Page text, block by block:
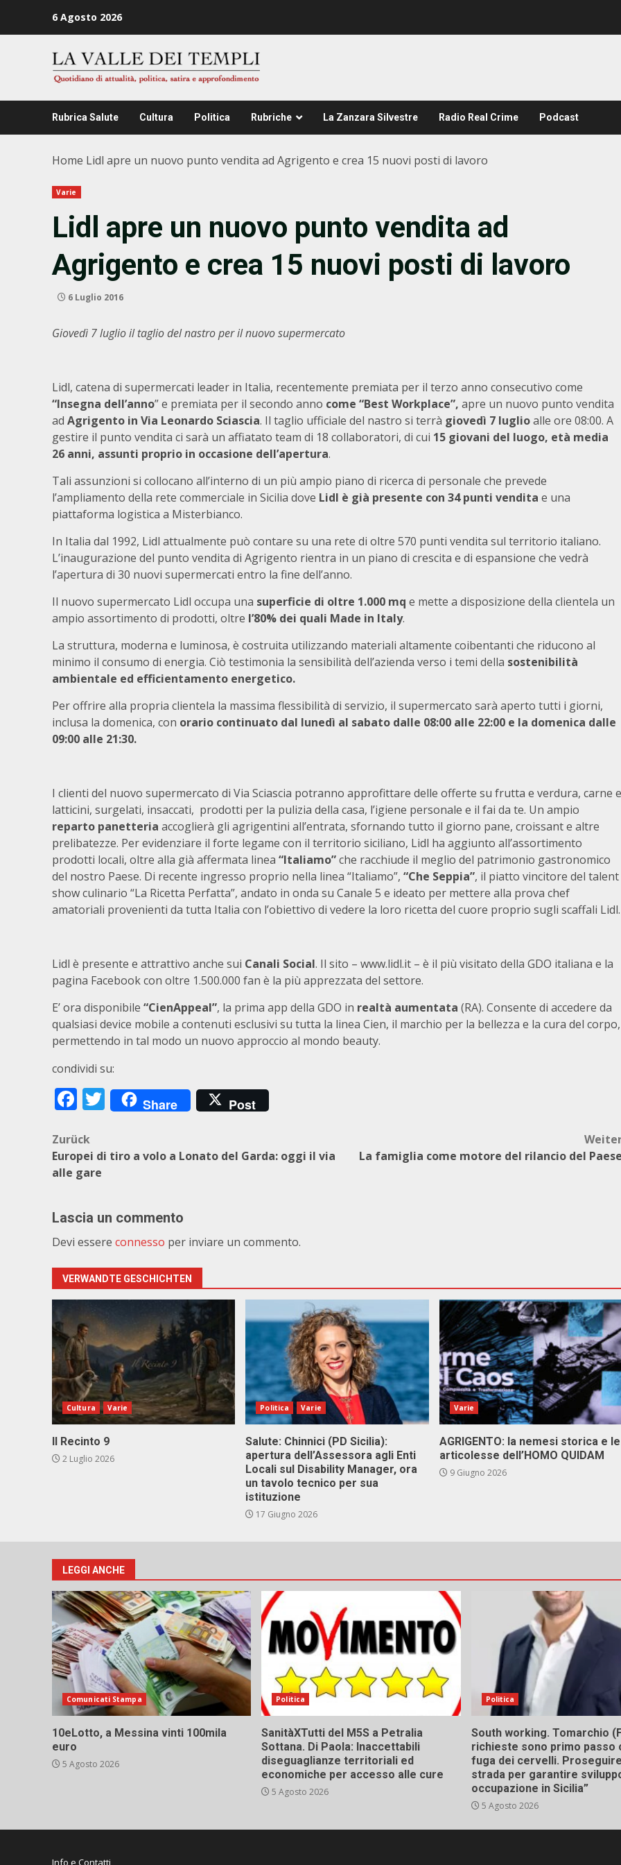
6 Agosto 2026
Rubrica Salute Cultura Politica Rubriche La Zanzara Silvestre Radio Real Crime Podcast
Home Lidl apre un nuovo punto vendita ad Agrigento e crea 15 nuovi posti di lavoro
Varie
Lidl apre un nuovo punto vendita ad
Agrigento e crea 15 nuovi posti di lavoro
6 Luglio 2016
Giovedì 7 luglio il taglio del nastro per il nuovo supermercato
Lidl, catena di supermercati leader in Italia, recentemente premiata per il terzo anno consecutivo come
“Insegna dell’anno” e premiata per il secondo anno come “Best Workplace”, apre un nuovo punto vendita
ad Agrigento in Via Leonardo Sciascia. Il taglio ufficiale del nastro si terrà giovedì 7 luglioalle ore 08:00. A
gestire il punto vendita ci sarà un affiatato team di 18 collaboratori, di cui 15 giovani del luogo, età media
26 anni, assunti proprio in occasione dell’apertura.
Tali assunzioni si collocano all’interno di un più ampio piano di ricerca di personale che prevede
l’ampliamento della rete commerciale in Sicilia dove Lidl è già presente con 34 punti vendita e una
piattaforma logistica a Misterbianco.
In Italia dal 1992, Lidl attualmente può contare su una rete di oltre 570 punti vendita sul territorio italiano.
L’inaugurazione del punto vendita di Agrigento rientra in un piano di crescita e di espansione che vedrà
l’apertura di 30 nuovi supermercati entro la fine dell’anno.
Il nuovo supermercato Lidl occupa una superficie di oltre 1.000 mq e mette a disposizione della clientela un
ampio assortimento di prodotti, oltre l’80% dei quali Made in Italy.
La struttura, moderna e luminosa, è costruita utilizzando materiali altamente coibentanti che riducono al
minimo il consumo di energia. Ciò testimonia la sensibilità dell’azienda verso i temi della sostenibilità
ambientale ed efficientamento energetico.
Per offrire alla propria clientela la massima flessibilità di servizio, il supermercato sarà aperto tutti i giorni,
inclusa la domenica, con orario continuato dal lunedì al sabato dalle 08:00 alle 22:00 e la domenica dalle
09:00 alle 21:30.
I clienti del nuovo supermercato di Via Sciascia potranno approfittare delle offerte su frutta e verdura, carne e
latticini, surgelati, insaccati, prodotti per la pulizia della casa, l’igiene personale e il fai da te. Un ampio
reparto panetteria accoglierà gli agrigentini all’entrata, sfornando tutto il giorno pane, croissant e altre
prelibatezze. Per evidenziare il forte legame con il territorio siciliano, Lidl ha aggiunto all’assortimento
prodotti locali, oltre alla già affermata linea “Italiamo”che racchiude il meglio del patrimonio gastronomico
del nostro Paese. Di recente ingresso proprio nella linea “Italiamo”, “Che Seppia”, il piatto vincitore del talent
show culinario “La Ricetta Perfatta”, andato in onda su Canale 5 e ideato per mettere alla prova chef
amatoriali provenienti da tutta Italia con l’obiettivo di vedere la loro ricetta del cuore proprio sugli scaffali Lidl.
Lidl è presente e attrattivo anche sui Canali Social. Il sito – www.lidl.it – è il più visitato della GDO italiana e la
pagina Facebook con oltre 1.500.000 fan è la più apprezzata del settore.
E’ ora disponibile “CienAppeal”, la prima app della GDO in realtà aumentata (RA). Consente di accedere da
qualsiasi device mobile a contenuti esclusivi su tutta la linea Cien, il marchio per la bellezza e la cura del corpo,
permettendo in tal modo un nuovo approccio al mondo beauty.
condividi su:
Facebook
Twitter
Share Post
Beitragsnavigation
Zurück
Europei di tiro a volo a Lonato del Garda: oggi il via
alle gare
La famiglia come motore del rilancio del
Lascia un commento
Devi essere connesso per inviare un commento.
VERWANDTE GESCHICHTEN
Cultura Varie
Il Recinto 9
2 Luglio 2026
Politica Varie
Salute: Chinnici (PD Sicilia):
apertura dell’Assessora agli Enti
Locali sul Disability Manager, ora
un tavolo tecnico per sua
istituzione
17 Giugno 2026
Varie
AGRIGENTO: la nemesi storica e le
articolesse dell’HOMO QUIDAM
9 Giugno 2026
LEGGI ANCHE
Comunicati Stampa
10eLotto, a Messina vinti 100mila
euro
5 Agosto 2026
Politica
SanitàXTutti del M5S a Petralia
Sottana. Di Paola: Inaccettabili
diseguaglianze territoriali ed
economiche per accesso alle cure
5 Agosto 2026
Politica
South working. Tomarchio
richieste sono primo passo
fuga dei cervelli.
strada per garantire
occupazione in Sicilia”
5 Agosto 2026
Info e Contatti